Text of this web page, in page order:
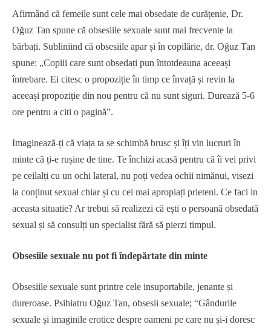
Afirmând că femeile sunt cele mai obsedate de curățenie, Dr.
Oğuz Tan spune că obsesiile sexuale sunt mai frecvente la
bărbați. Subliniind că obsesiile apar și în copilărie, dr. Oğuz Tan
spune: „Copiii care sunt obsedați pun întotdeauna aceeași
întrebare. Ei citesc o propoziție în timp ce învață și revin la
aceeași propoziție din nou pentru că nu sunt siguri. Durează 5-6
ore pentru a citi o pagină”.
Imaginează-ți că viața ta se schimbă brusc și îți vin lucruri în
minte că ți-e rușine de tine. Te închizi acasă pentru că îi vei privi
pe ceilalți cu un ochi lateral, nu poți vedea ochii nimănui, visezi
la conținut sexual chiar și cu cei mai apropiați prieteni. Ce faci in
aceasta situatie? Ar trebui să realizezi că ești o persoană obsedată
sexual și să consulți un specialist fără să pierzi timpul.
Obsesiile sexuale nu pot fi îndepărtate din minte
Obsesiile sexuale sunt printre cele insuportabile, jenante și
dureroase. Psihiatru Oğuz Tan, obsesii sexuale; “Gândurile
sexuale și imaginile erotice despre oameni pe care nu și-i doresc